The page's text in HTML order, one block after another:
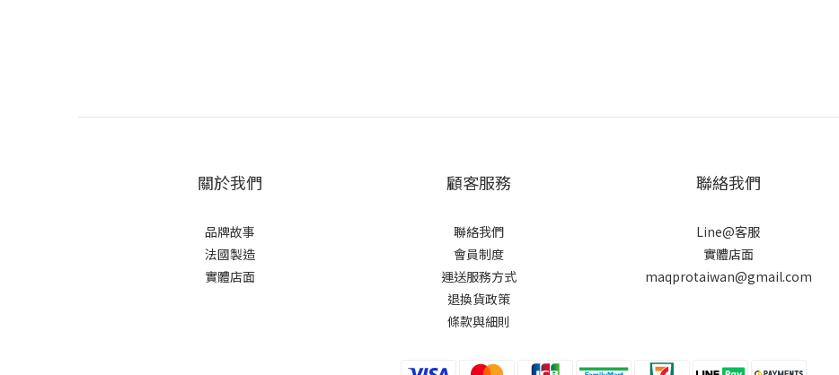
關於我們
品牌故事
法國製造
實體店面
顧客服務
聯絡我們
會員制度
運送服務方式
退換貨政策
條款與細則
聯絡我們
Line@客服
實體店面
maqprotaiwan@gmail.com